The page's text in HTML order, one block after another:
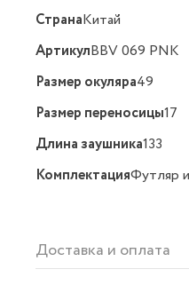
СтранаКитай
АртикулBBV 069 PNK
Размер окуляра49
Размер переносицы17
Длина заушника133
КомплектацияФутляр
Доставка и оплата